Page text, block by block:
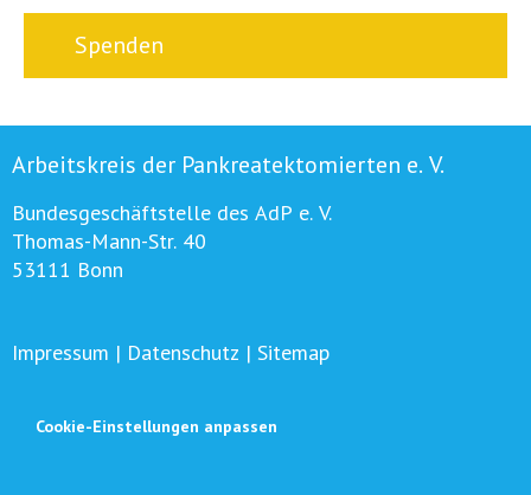
Spenden
Arbeitskreis der Pankreatektomierten e. V.
Bundesgeschäftstelle des AdP e. V.
Thomas-Mann-Str. 40
53111 Bonn
Impressum | Datenschutz | Sitemap
Cookie-Einstellungen anpassen